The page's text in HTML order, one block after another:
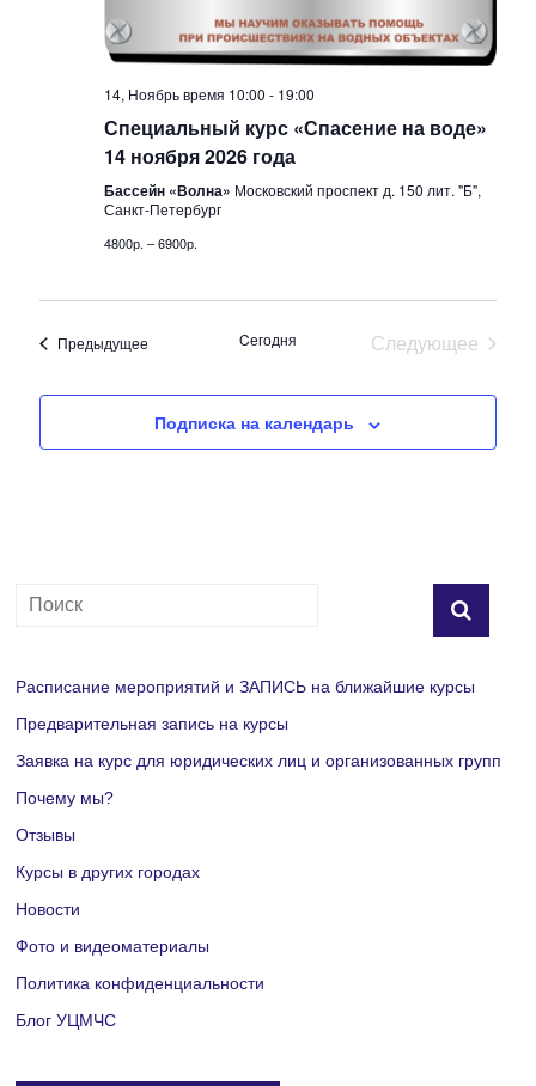
М
е
р
о
р
и
я
т
а
и
о
р
14, Ноябрь время 10:00 - 19:00
Специальный курс «Спасение на воде»
14 ноября 2026 года
Бассейн «Волна» Московский проспект д. 150 лит. "Б",
Санкт-Петербург
4800р. – 6900р.
ПредыдущееМероприятияCегодня
Следующее
Подписка на календарь
Расписание мероприятий и ЗАПИСЬ на ближайшие курсы
Предварительная запись на курсы
Заявка на курс для юридических лиц и организованных групп
Почему мы?
Отзывы
Курсы в других городах
Новости
Фото и видеоматериалы
Политика конфиденциальности
Блог УЦМЧС